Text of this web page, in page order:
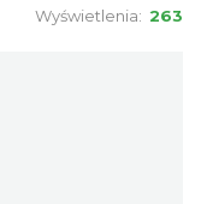
Wyświetlenia: 263